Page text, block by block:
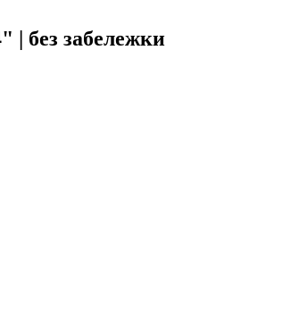
| без забележки